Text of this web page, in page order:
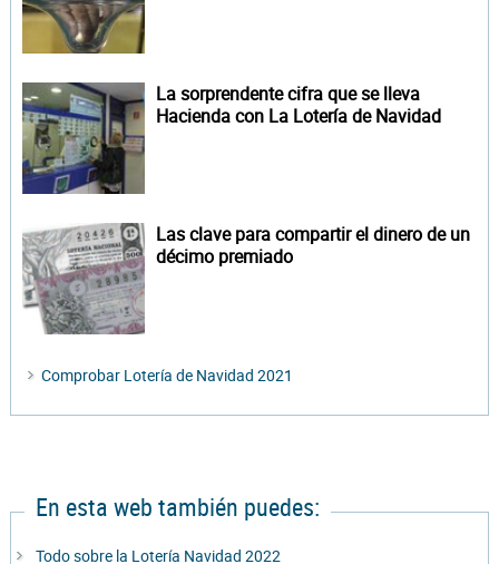
La sorprendente cifra que se lleva
Hacienda con La Lotería de Navidad
Las clave para compartir el dinero de un
décimo premiado
Comprobar Lotería de Navidad 2021
En esta web también puedes:
Todo sobre la Lotería Navidad 2022